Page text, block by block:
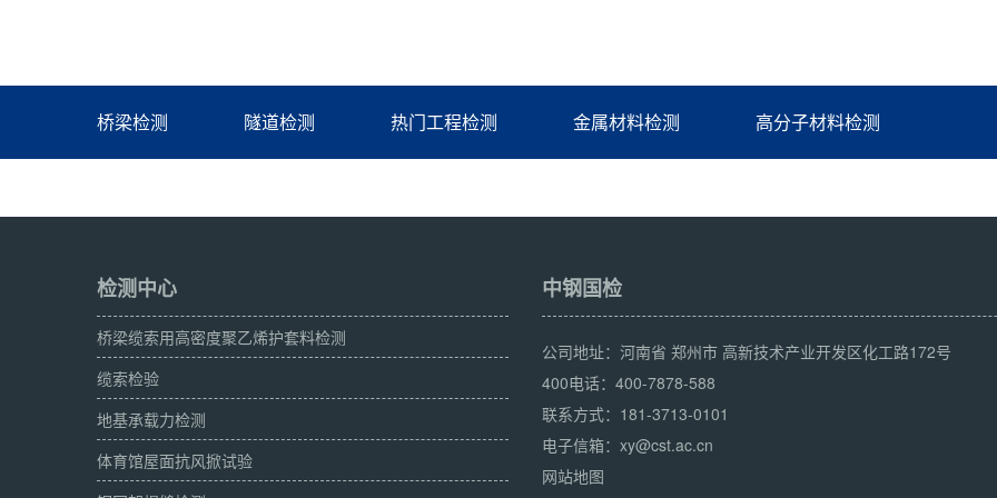
桥梁检测 隧道检测 热门工程检测 金属材料检测 高分子材料检测
检测中心
桥梁缆索用高密度聚乙烯护套料检测
缆索检验
地基承载力检测
体育馆屋面抗风掀试验
中钢国检
公司地址：河南省 郑州市 高新技术产业开发区化工路172号
400电话：400-7878-588
联系方式：181-3713-0101
电子信箱：xy@cst.ac.cn
网站地图